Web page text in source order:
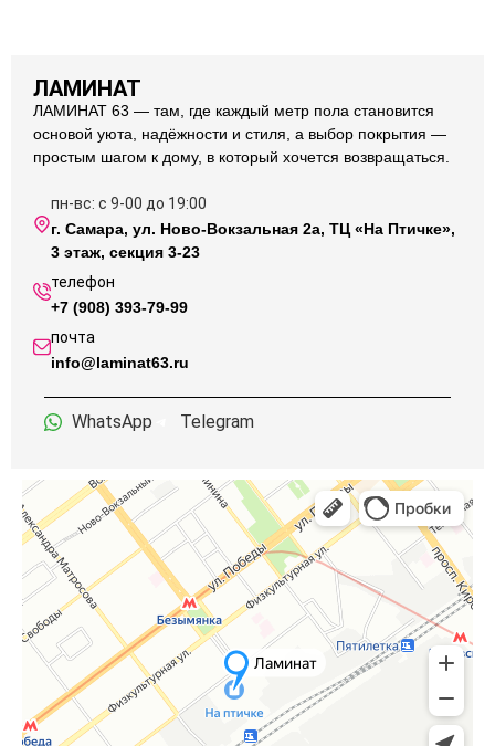
ЛАМИНАТ
ЛАМИНАТ 63 — там, где каждый метр пола становится
основой уюта, надёжности и стиля, а выбор покрытия —
простым шагом к дому, в который хочется возвращаться.
пн-вс: с 9-00 до 19:00
г. Самара, ул. Ново-Вокзальная 2а, ТЦ «На Птичке»,
3 этаж, секция 3-23
телефон
+7 (908) 393-79-99
почта
info@laminat63.ru
WhatsApp Telegram